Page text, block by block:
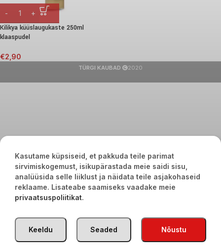
Kilikya küüslaugukaste 250ml
klaaspudel
€2,90
TÜRGI KAUBAD 2020
Kasutame küpsiseid, et pakkuda teile parimat
sirvimiskogemust, isikupärastada meie saidi sisu,
analüüsida selle liiklust ja näidata teile asjakohaseid
reklaame. Lisateabe saamiseks vaadake meie
privaatsuspoliitikat.
Nõustu
Seaded
Keeldu